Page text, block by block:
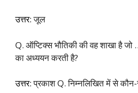
उत्तर:जूल
Q. ऑप्टिक्स भौतिकी की वह शाखा है
का अध्ययन करती है?
उत्तर:प्रकाश Q. निम्नलिखित में से कौन-